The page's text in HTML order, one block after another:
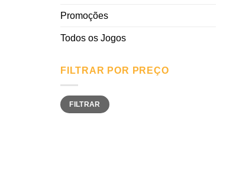
Promoções
Todos os Jogos
FILTRAR POR PREÇO
Preço
mínimo
Preço
máximo
FILTRAR